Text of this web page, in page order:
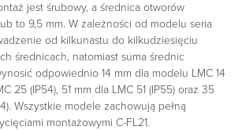
jest śrubowy, a średnica otworów
to 9,5 mm. W zależności od modelu seria
od kilkunastu do kilkudziesięciu
średnicach, natomiast suma średnic
odpowiednio 14 mm dla modelu LMC 14
25 (IP54), 51 mm dla LMC 51 (IP55) oraz 35
Wszystkie modele zachowują pełną
montażowymi C-FL21.